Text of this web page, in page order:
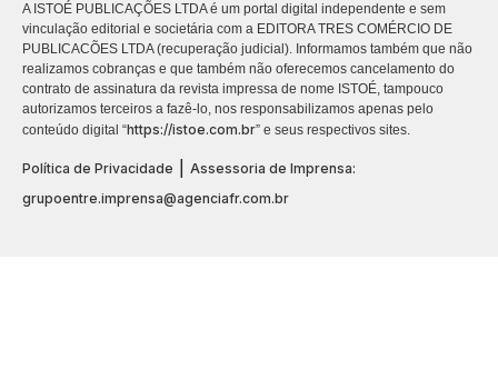
A ISTOÉ PUBLICAÇÕES LTDA é um portal digital independente e sem
vinculação editorial e societária com a EDITORA TRES COMÉRCIO DE
PUBLICACÕES LTDA (recuperação judicial). Informamos também que não
realizamos cobranças e que também não oferecemos cancelamento do
contrato de assinatura da revista impressa de nome ISTOÉ, tampouco
autorizamos terceiros a fazê-lo, nos responsabilizamos apenas pelo
conteúdo digital “https://istoe.com.br” e seus respectivos sites.
Política de Privacidade
Assessoria de Imprensa:
grupoentre.imprensa@agenciafr.com.br